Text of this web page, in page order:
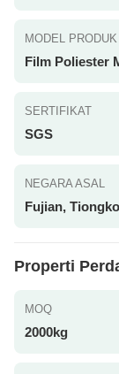
MODEL PRODUK
Film Poliester
SERTIFIKAT
SGS
NEGARA ASAL
Fujian,
Properti
MOQ
2000kg